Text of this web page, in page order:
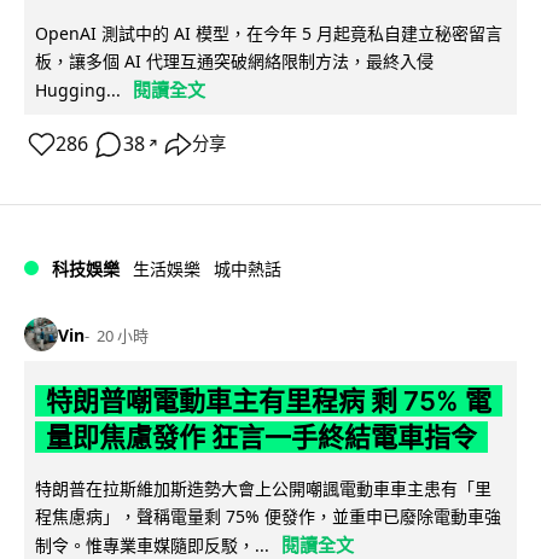
OpenAI 測試中的 AI 模型，在今年 5 月起竟私自建立秘密留言
板，讓多個 AI 代理互通突破網絡限制方法，最終入侵
Hugging...
閱讀全文
286 38 ↗ 分享
科技娛樂 生活娛樂 城中熱話
Vin 20 小時
特朗普嘲電動車主有里程病 剩 75% 電
量即焦慮發作 狂言一手終結電車指令
特朗普在拉斯維加斯造勢大會上公開嘲諷電動車車主患有「里
程焦慮病」，聲稱電量剩 75% 便發作，並重申已廢除電動車強
制令。惟專業車媒隨即反駁，...
閱讀全文